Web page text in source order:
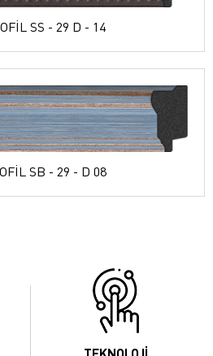
SS - 29 D - 14
SB - 29 - D 08